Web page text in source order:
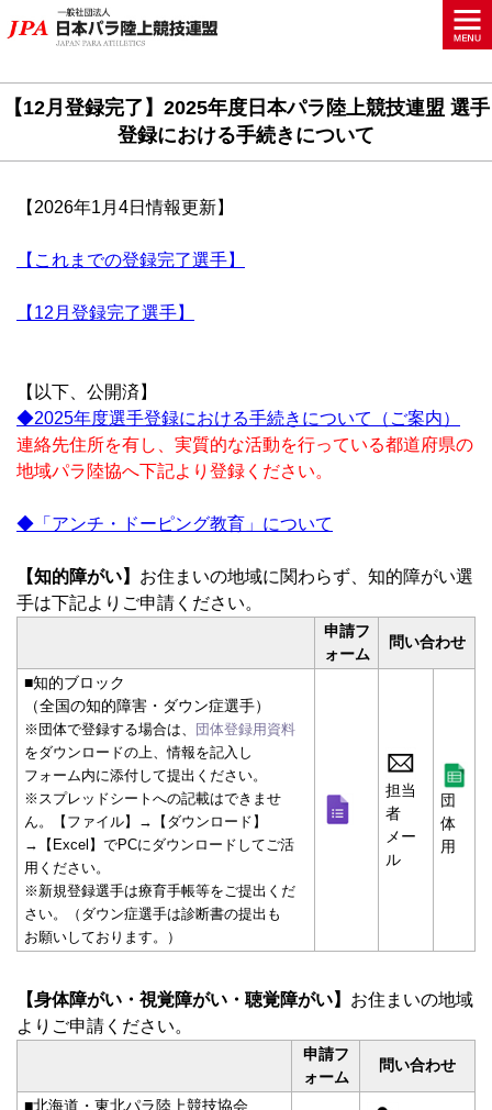
【12月登録完了】2025年度日本パラ陸上競技連盟 選手
登録における手続きについて
【2026年1月4日情報更新】
【これまでの登録完了選手】
【12月登録完了選手】
【以下、公開済】
◆2025年度選手登録における手続きについて（ご案内）
連絡先住所を有し、実質的な活動を行っている都道府県の
地域パラ陸協へ下記より登録ください。
◆「アンチ・ドーピング教育」について
【知的障がい】 お住まいの地域に関わらず、知的障がい選
手は下記よりご申請ください。
申請フ
ォーム
問い合わせ
■知的ブロック
（全国の知的障害・ダウン症選手）
※団体で登録する場合は、
団体登録用資料
をダウンロードの上、情報を記入し
フォーム内に添付して提出ください。
※スプレッドシートへの記載はできませ
ん。【ファイル】→【ダウンロード】
→【Excel】でPCにダウンロードしてご活
用ください。
※新規登録選手は療育手帳等をご提出くだ
さい。（ダウン症選手は診断書の提出も
お願いしております。）
担当
者
メー
ル
団
体
用
【身体障がい・視覚障がい・聴覚障がい】 お住まいの地域
よりご申請ください。
申請フ
ォーム
問い合わせ
■北海道・東北パラ陸上競技協会